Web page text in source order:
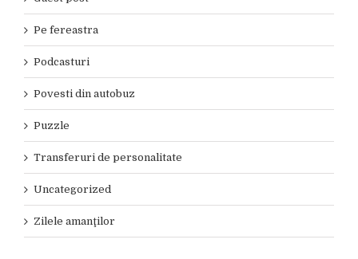
Pe fereastra
Podcasturi
Povesti din autobuz
Puzzle
Transferuri de personalitate
Uncategorized
Zilele amanţilor